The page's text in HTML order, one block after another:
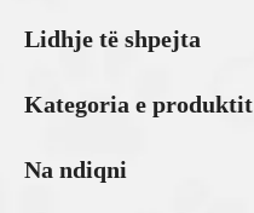
Lidhje të shpejta
Kategoria e produktit
Na ndiqni